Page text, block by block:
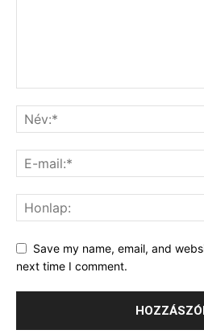
Save my name, email, and
next time I comment.